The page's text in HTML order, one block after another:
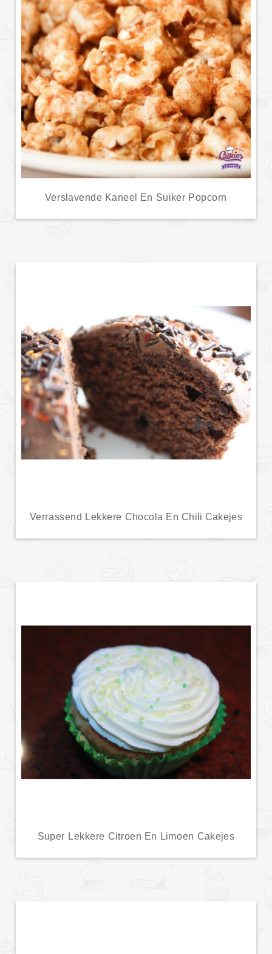
Verslavende Kaneel En Suiker Popcorn
Verrassend Lekkere Chocola En Chili Cakejes
Super Lekkere Citroen En Limoen Cakejes